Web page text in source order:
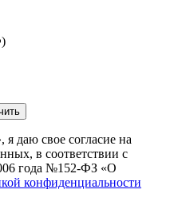
свое согласие на
в соответствии с
года №152-ФЗ «О
конфиденциальности